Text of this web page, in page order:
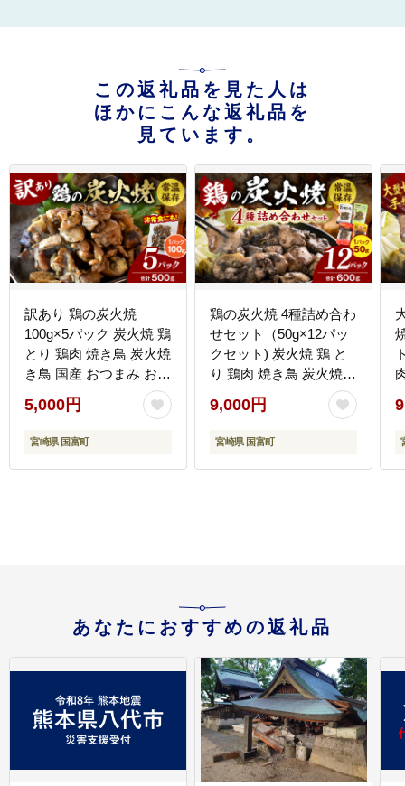
この返礼品を見た人は
ほかにこんな返礼品を
見ています。
訳あり 鶏の炭火焼
100g×5パック 炭火焼 鶏
とり 鶏肉 焼き鳥 炭火焼
き鳥 国産 おつまみ おか
ず 惣菜 常温保存 非常食
キャンプ 小分け パック
簡単調理 便利 手軽 時短
5,000円
宮崎県 国富町
鶏の炭火焼 4種詰め合わ
せセット（50g×12パッ
クセット) 炭火焼 鶏 と
り 鶏肉 焼き鳥 炭火焼き
鳥 ハーブ スパイス 辛み
そ 国産 晩酌 おつまみ
おかず 惣菜 常温保存 非
ック セット 簡単調理 便
9,000円
宮崎県 国富町
あなたにおすすめの返礼品